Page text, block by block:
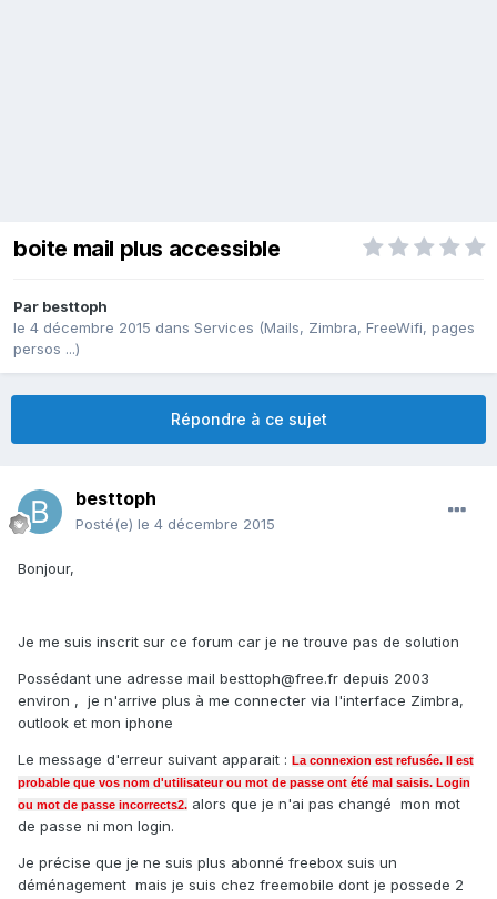
boite mail plus accessible
Par besttoph
le 4 décembre 2015 dans Services (Mails, Zimbra, FreeWifi, pages
persos ...)
Répondre à ce sujet
besttoph
Posté(e) le 4 décembre 2015
Bonjour,
Je me suis inscrit sur ce forum car je ne trouve pas de solution
Possédant une adresse mail besttoph@free.fr depuis 2003
environ , je n'arrive plus à me connecter via l'interface Zimbra,
outlook et mon iphone
Le message d'erreur suivant apparait : La connexion est refusée.
Il est
probable que vos nom d'utilisateur ou mot de passe ont été mal saisis. Login
ou mot de passe incorrects2. alors que je n'ai pas changé mon mot
de passe ni mon login.
Je précise que je ne suis plus abonné freebox suis un
déménagement mais je suis chez freemobile dont je possede 2